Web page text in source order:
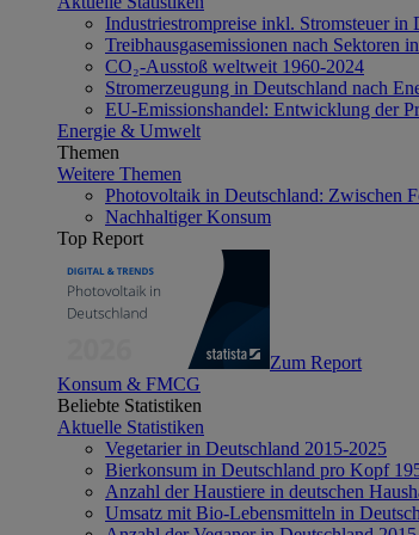
Industriestrompreise inkl. Stromsteuer in
Treibhausgasemissionen nach Sektoren
CO₂-Ausstoß weltweit 1960-2024
Stromerzeugung in Deutschland nach
EU-Emissionshandel: Entwicklung der
Energie & Umwelt
Themen
Weitere Themen
Photovoltaik in Deutschland: Zwischen
Nachhaltiger Konsum
Top Report
Zum Report
Konsum & FMCG
Beliebte Statistiken
Aktuelle Statistiken
Vegetarier in Deutschland 2015-2025
Bierkonsum in Deutschland pro Kopf
Anzahl der Haustiere in deutschen
Umsatz mit Bio-Lebensmitteln in